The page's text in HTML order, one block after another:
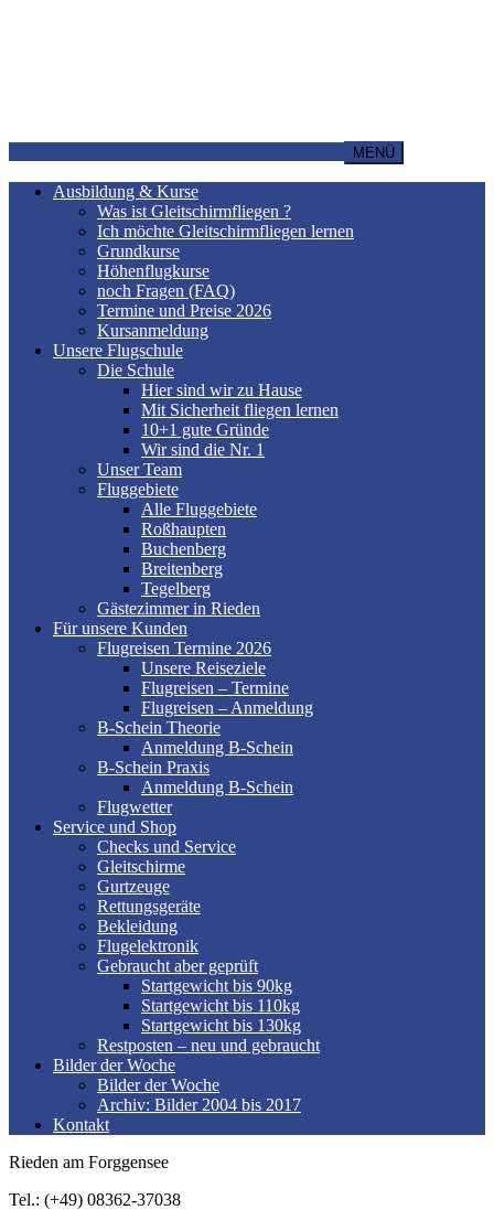
MENÜ
Ausbildung & Kurse
Was ist Gleitschirmfliegen ?
Ich möchte Gleitschirmfliegen lernen
Grundkurse
Höhenflugkurse
noch Fragen (FAQ)
Termine und Preise 2026
Kursanmeldung
Unsere Flugschule
Die Schule
Hier sind wir zu Hause
Mit Sicherheit fliegen lernen
10+1 gute Gründe
Wir sind die Nr. 1
Unser Team
Fluggebiete
Alle Fluggebiete
Roßhaupten
Buchenberg
Breitenberg
Tegelberg
Gästezimmer in Rieden
Für unsere Kunden
Flugreisen Termine 2026
Unsere Reiseziele
Flugreisen – Termine
Flugreisen – Anmeldung
B-Schein Theorie
Anmeldung B-Schein
B-Schein Praxis
Anmeldung B-Schein
Flugwetter
Service und Shop
Checks und Service
Gleitschirme
Gurtzeuge
Rettungsgeräte
Bekleidung
Flugelektronik
Gebraucht aber geprüft
Startgewicht bis 90kg
Startgewicht bis 110kg
Startgewicht bis 130kg
Restposten – neu und gebraucht
Bilder der Woche
Bilder der Woche
Archiv: Bilder 2004 bis 2017
Kontakt
Rieden am Forggensee
Tel.: (+49) 08362-37038